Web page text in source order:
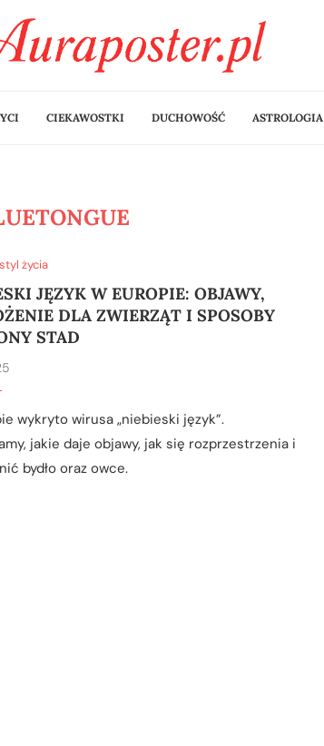
CIEKAWOSTKI DUCHOWOŚĆ ASTROLOGIA
życia
JĘZYK W EUROPIE: OBJAWY,
DLA ZWIERZĄT I SPOSOBY
STAD
wykryto wirusa „niebieski język”.
jakie daje objawy, jak się rozprzestrzenia i
bydło oraz owce.